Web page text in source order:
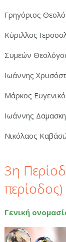
Γρηγόριος
Κύριλλος
Συμεών
Ιωάννης
Μάρκος
Ιωάννης
Νικόλαος
3η
περίοδος)
Γενική